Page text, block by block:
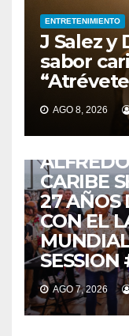
ENTRETENIMIENTO
J Salez y
sabor
AGO 8, 2026
CARIBE
27 AÑOS
CON EL
SESSION
AGO 7, 2026